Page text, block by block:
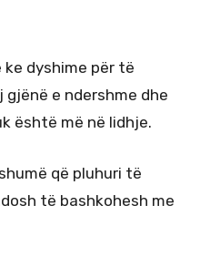
ke dyshime për të
e ndershme dhe
është më në lidhje.
që pluhuri të
të bashkohesh me